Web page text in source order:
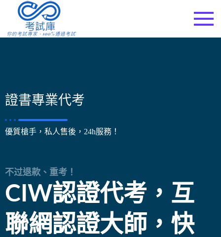
證書專業代考
優質槍手，私人售後，24h服務！
不过退款、重考！
CIW認證代考，互
聯網認證大師，快